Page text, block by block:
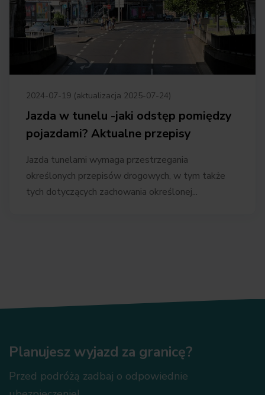
2024-07-19 (aktualizacja 2025-07-24)
Jazda w tunelu -jaki odstęp pomiędzy
pojazdami? Aktualne przepisy
Jazda tunelami wymaga przestrzegania
określonych przepisów drogowych, w tym także
tych dotyczących zachowania określonej...
Planujesz wyjazd za granicę?
Przed podróżą zadbaj o odpowiednie